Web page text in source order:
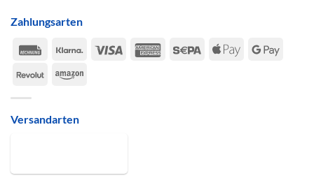
Zahlungsarten
Rechung
Klarna Visa
American Sepa
Apple
Google
RevolutAmazon
Versandarten